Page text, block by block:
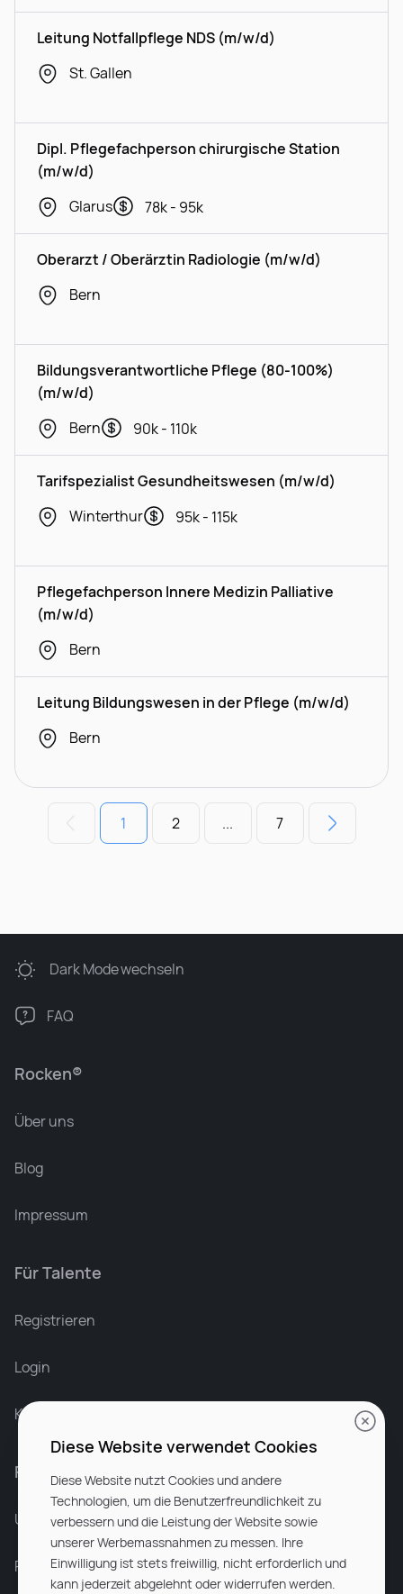
Leitung Notfallpflege NDS (m/w/d)
St. Gallen
Dipl. Pflegefachperson chirurgische Station
(m/w/d)
Glarus
78k - 95k
Oberarzt / Oberärztin Radiologie (m/w/d)
Bern
Bildungsverantwortliche Pflege (80-100%)
(m/w/d)
Bern
90k - 110k
Tarifspezialist Gesundheitswesen (m/w/d)
Winterthur
95k - 115k
Pflegefachperson Innere Medizin Palliative
(m/w/d)
Bern
Leitung Bildungswesen in der Pflege (m/w/d)
Bern
1 2 ... 7
Rocken®
Über uns
Blog
Impressum
Für Talente
Registrieren
Login
Karriere bei Rocken
Für Unternehmen
Unsere Dienstleistungen
Partnerunternehmen
Dark Modewechseln
FAQ
Diese Website verwendet Cookies
Diese Website nutzt Cookies und andere
Technologien, um die Benutzerfreundlichkeit zu
verbessern und die Leistung der Website sowie
unserer Werbemassnahmen zu messen. Ihre
Einwilligung ist stets freiwillig, nicht erforderlich und
kann jederzeit abgelehnt oder widerrufen werden.